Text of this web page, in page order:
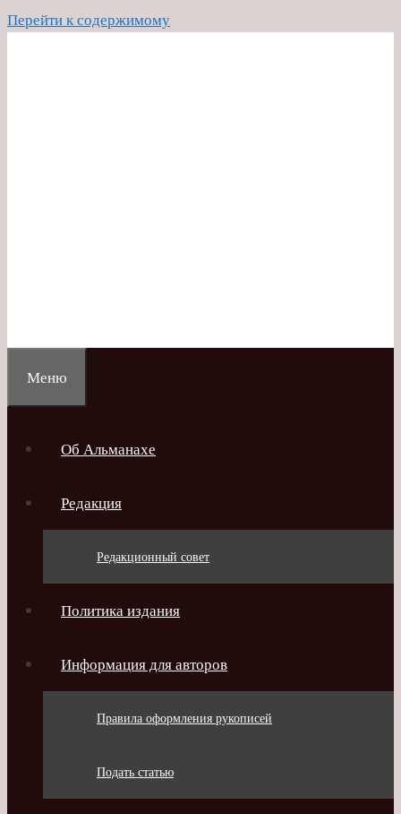
Перейти к содержимому
Меню
Об Альманахе
Редакция
Редакционный совет
Политика издания
Информация для авторов
Правила оформления рукописей
Подать статью